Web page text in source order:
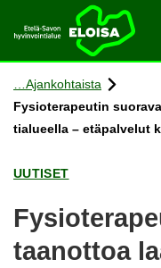
Etusi­vu
Siir­ry si­säl­töön
Ajan­koh­tais­ta
Fy­sio­te­ra­peu­tin
tia­lu­eel­la – etä­pal­ve­lut
UU­TI­SET
taan­ot­toa